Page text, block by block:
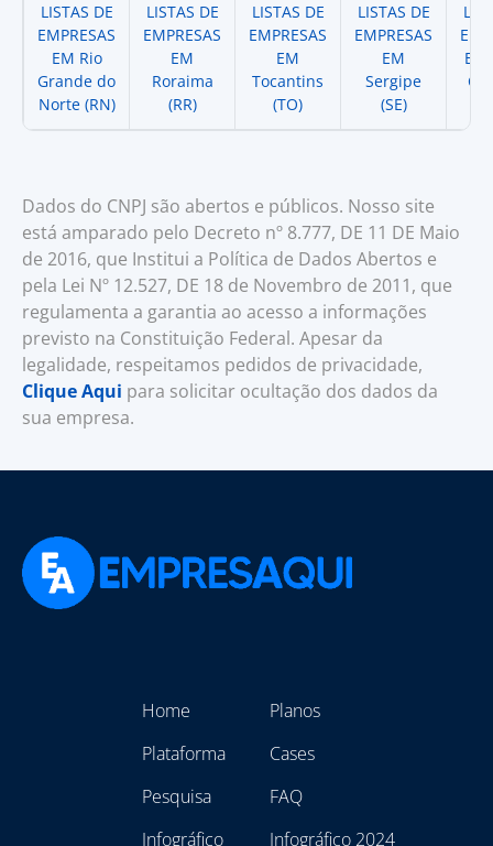
LISTAS DE
EMPRESAS
EM Rio
Grande do
Norte (RN)
LISTAS DE
EMPRESAS
EM
Roraima
(RR)
LISTAS DE
EMPRESAS
EM
Tocantins
(TO)
LISTAS DE
EMPRESAS
EM
Sergipe
(SE)
EM
Dados do CNPJ são abertos e públicos. Nosso site
está amparado pelo Decreto nº 8.777, DE 11 DE Maio
de 2016, que Institui a Política de Dados Abertos e
pela Lei Nº 12.527, DE 18 de Novembro de 2011, que
regulamenta a garantia ao acesso a informações
previsto na Constituição Federal. Apesar da
legalidade, respeitamos pedidos de privacidade,
Clique Aqui para solicitar ocultação dos dados da
sua empresa.
Home
Plataforma
Pesquisa
Infográfico
Planos
Cases
FAQ
Infográfico 2024